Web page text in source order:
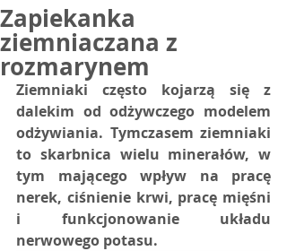
Zapiekanka
ziemniaczana z
rozmarynem
Ziemniaki często kojarzą się z
dalekim od odżywczego modelem
odżywiania. Tymczasem ziemniaki
to skarbnica wielu minerałów, w
tym mającego wpływ na pracę
nerek, ciśnienie krwi, pracę mięśni
i funkcjonowanie układu
nerwowego potasu.